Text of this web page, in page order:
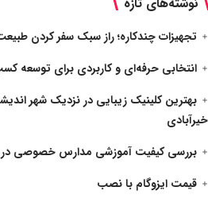
تجهیزات چندکاره؛ راز سبک سفر کردن
انتخابی حرفه‌ای و کاربردی برای توسعه
بهترین کلینیک زیبایی در نزدیک شهر
خیرآبادی
بررسی کیفیت آموزشی مدارس خصوصی در
قیمت ایزوگام با نصب